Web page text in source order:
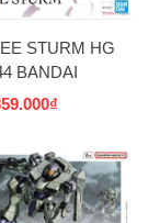
STURM HG
BANDAI